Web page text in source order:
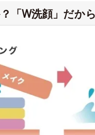
「W洗顔」だか